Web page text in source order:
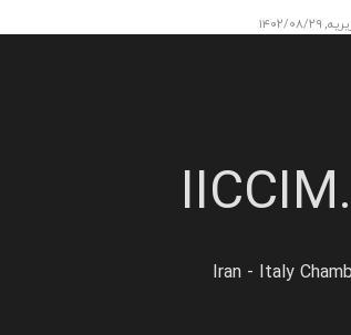
,۱۴۰۲/۰۸/۲۹
Iran - Italy